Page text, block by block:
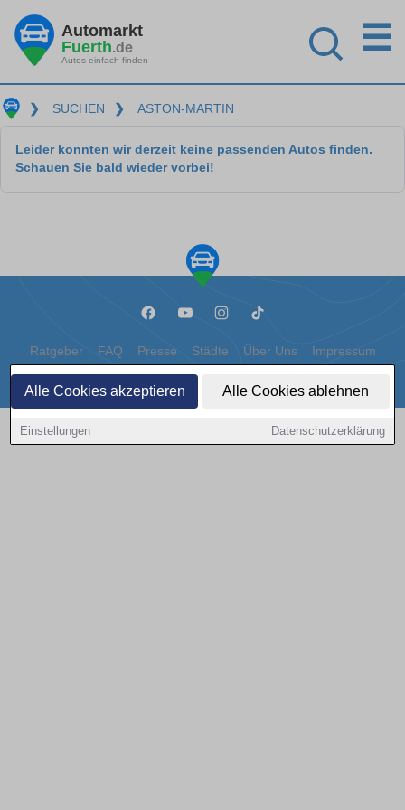
Alle Cookies akzeptieren Alle Cookies ablehnen
Einstellungen Datenschutzerklärung
Automarkt
Fuerth.de
Autos einfach finden
☰
❯ SUCHEN ❯ ASTON-MARTIN
Leider konnten wir derzeit keine passenden Autos finden.
Schauen Sie bald wieder vorbei!
Ratgeber FAQ Presse Städte Über Uns Impressum
Datenschutz Cookies
Copyright © 2000 - 2026 | 1A Infosysteme GmbH | Content by: 1a-sites-autos